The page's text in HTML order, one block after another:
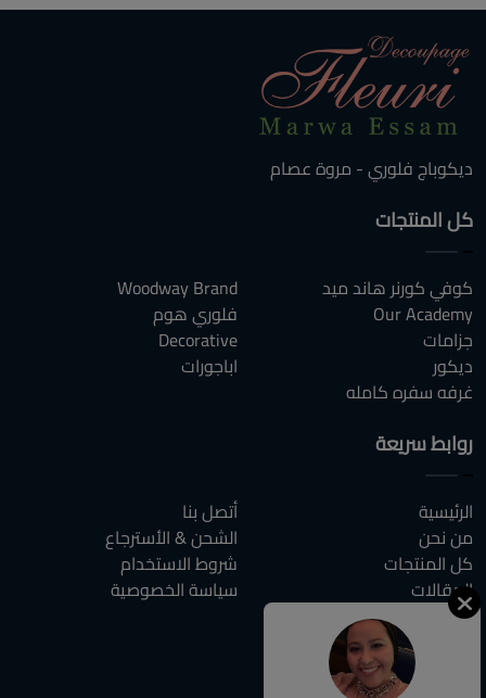
ديكوباج فلوري - مروة عصام
كل المنتجات
كوفي كورنر هاند ميد
Our Academy
جزامات
ديكور
غرفه سفره كامله
Woodway Brand
فلوري هوم
Decorative
اباجورات
روابط سريعة
الرئيسية
من نحن
كل المنتجات
المقالات
الاسئلة الشائعة
أتصل بنا
الشحن & الأسترجاع
شروط الاستخدام
سياسة الخصوصية
أتصل بنا